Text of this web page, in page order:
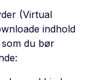
(Virtual
indhold
du bør